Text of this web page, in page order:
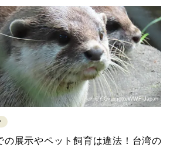
©Y.Okamoto/WWF-Japan
の展示やペット飼育は違法！台湾の